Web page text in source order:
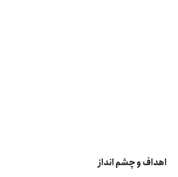
اهداف و چشم انداز